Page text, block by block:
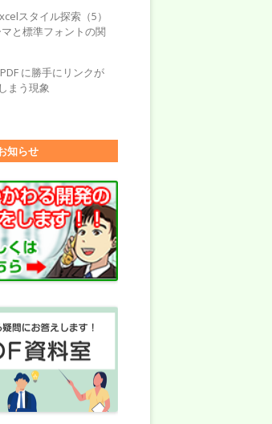
スタイル探索（5）
と標準フォントの関
に勝手にリンクが
まう現象
知らせ